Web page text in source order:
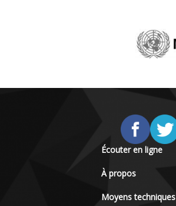
Écouter en ligne
À propos
Moyens techniques